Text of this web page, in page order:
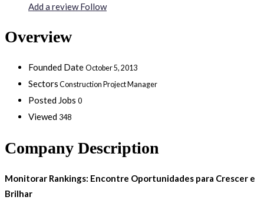
Add a reviewFollow
Overview
Founded Date October 5, 2013
Sectors Construction Project Manager
Posted Jobs 0
Viewed 348
Company Description
Monitorar Rankings: Encontre Oportunidades para Crescer e
Brilhar